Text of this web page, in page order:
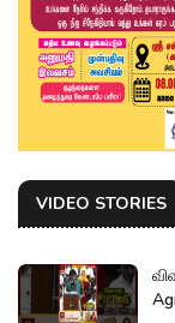
VIDEO STORIES